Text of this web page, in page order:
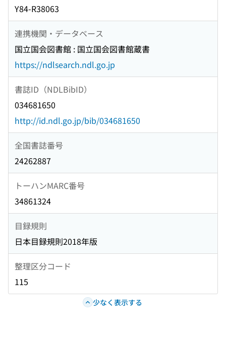
Y84-R38063
連携機関・データベース
国立国会図書館 : 国立国会図書館蔵書
https://ndlsearch.ndl.go.jp
書誌ID（NDLBibID）
034681650
http://id.ndl.go.jp/bib/034681650
全国書誌番号
24262887
トーハンMARC番号
34861324
目録規則
日本目録規則2018年版
整理区分コード
115
少なく表示する